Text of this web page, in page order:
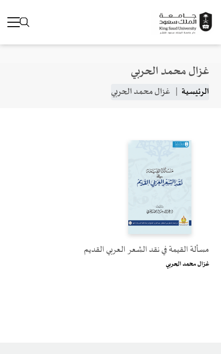
تجاوز إلى المحتوى الرئيسي
غزال محمد الحربي
مسار التنقل
الرئيسية غزال محمد الحربي
مسألة القيمة في نقد الشعر العربي القديم
غزال محمد الحربي